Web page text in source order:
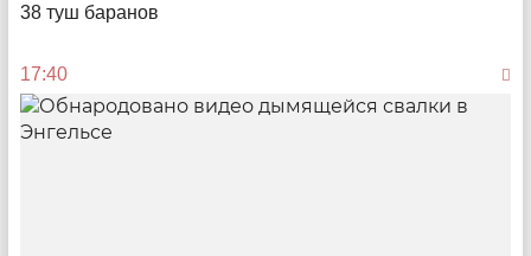
38 туш баранов
17:40